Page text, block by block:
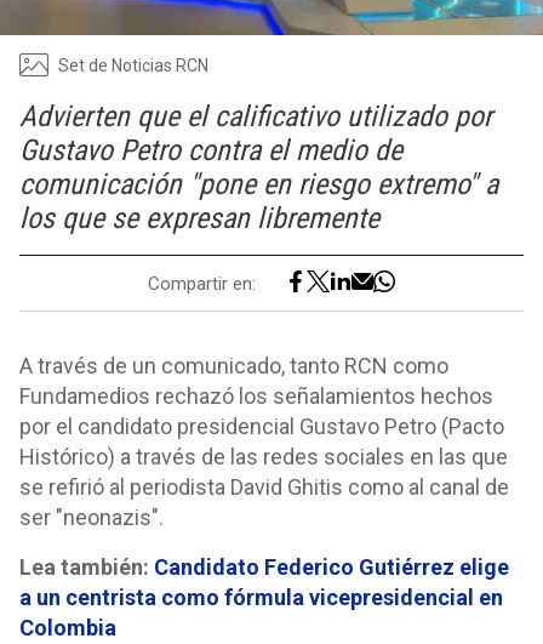
Set de Noticias RCN
Advierten que el calificativo utilizado por
Gustavo Petro contra el medio de
comunicación "pone en riesgo extremo" a
los que se expresan libremente
Compartir en:
A través de un comunicado, tanto RCN como
Fundamedios rechazó los señalamientos hechos
por el candidato presidencial Gustavo Petro (Pacto
Histórico) a través de las redes sociales en las que
se refirió al periodista David Ghitis como al canal de
ser "neonazis".
Lea también: Candidato Federico Gutiérrez elige
a un centrista como fórmula vicepresidencial en
Colombia